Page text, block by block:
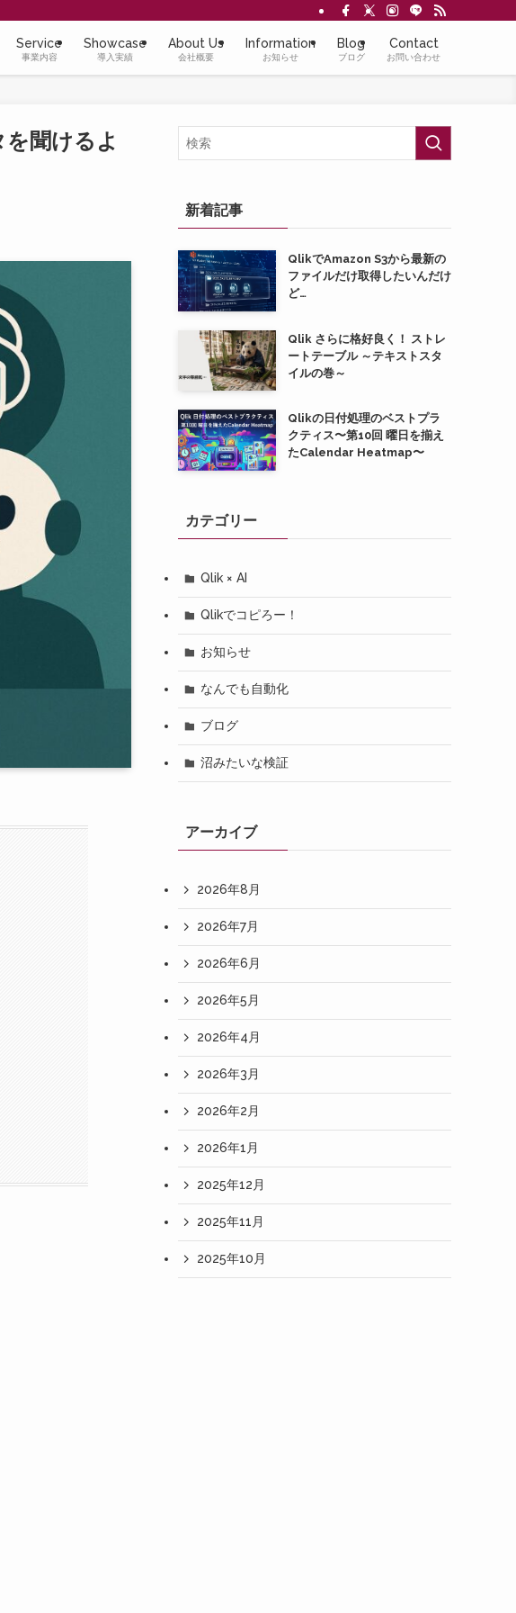
Service
事業内容
Showcase
導入実績
About Us
会社概要
Information
お知らせ
Blog
ブログ
Contact
お問い合わせ
聞けるよ
新着記事
QlikでAmazon S3から最新の
ファイルだけ取得したいんだけ
ど…
Qlik さらに格好良く！ ストレ
ートテーブル ～テキストスタ
イルの巻～
Qlikの日付処理のベストプラ
クティス〜第10回 曜日を揃え
たCalendar Heatmap〜
カテゴリー
Qlik × AI
Qlikでコピろー！
お知らせ
なんでも自動化
ブログ
沼みたいな検証
アーカイブ
2026年8月
2026年7月
2026年6月
2026年5月
2026年4月
2026年3月
2026年2月
2026年1月
2025年12月
2025年11月
2025年10月